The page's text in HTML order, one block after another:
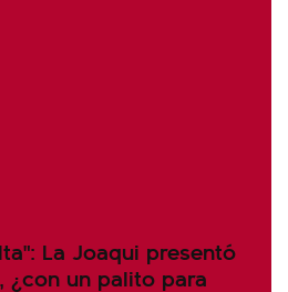
La Joaqui presentó
¿con un palito para